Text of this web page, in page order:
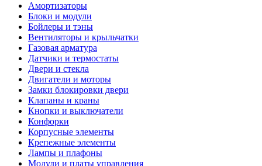
Амортизаторы
Блоки и модули
Бойлеры и тэны
Вентиляторы и крыльчатки
Газовая арматура
Датчики и термостаты
Двери и стекла
Двигатели и моторы
Замки блокировки двери
Клапаны и краны
Кнопки и выключатели
Конфорки
Корпусные элементы
Крепежные элементы
Лампы и плафоны
Модули и платы управления